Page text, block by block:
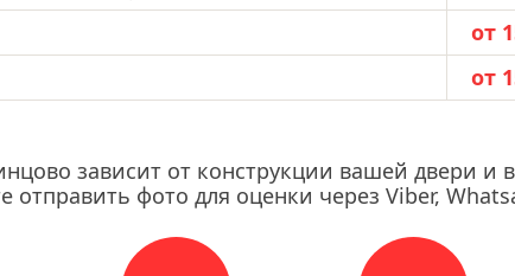
от
от
зависит от конструкции вашей двери и
отправить фото для оценки через Viber,